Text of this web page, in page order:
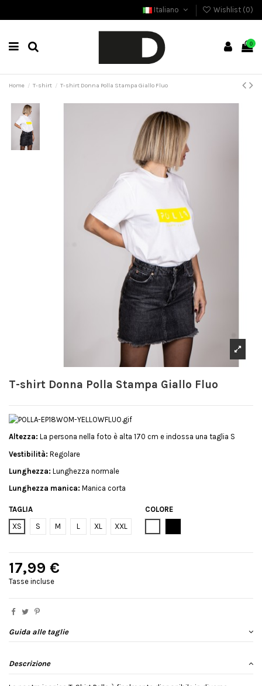
Italiano Wishlist (0)
0
Home T-shirt T-shirt Donna Polla Stampa Giallo Fluo
T-shirt Donna Polla Stampa Giallo Fluo
Altezza: La persona nella foto è alta 170 cm e indossa una taglia S
Vestibilità: Regolare
Lunghezza: Lunghezza normale
Lunghezza manica: Manica corta
TAGLIA
XS
S M L XL XXL
COLORE
17,99 €
Tasse incluse
Guida alle taglie
Descrizione